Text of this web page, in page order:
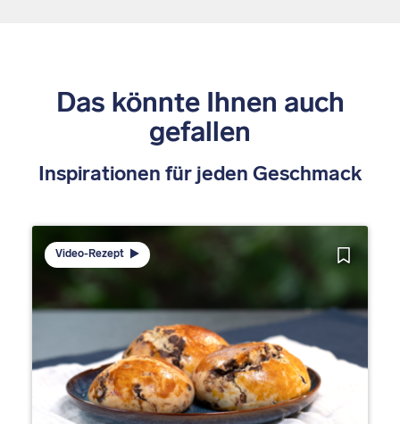
Das könnte Ihnen auch
gefallen
Inspirationen für jeden Geschmack
Video-Rezept